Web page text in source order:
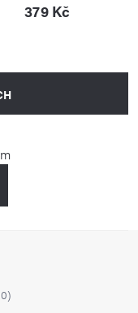
379 Kč